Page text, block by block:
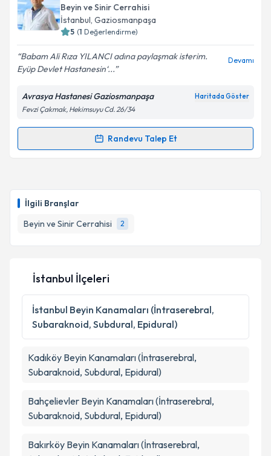
İlgili Branşlar
Beyin ve Sinir Cerrahisi
2
E-posta Adresiniz
kapsamda işlenmesini kabul ediyorum.
Takvim Talebini Gönder
Beyin ve Sinir Cerrahisi
İstanbul, Gaziosmanpaşa
5 (1 Değerlendirme)
Babam Ali Rıza YILANCI adına paylaşmak isterim.
Eyüp Devlet Hastanesin‘...
Devamı
Avrasya Hastanesi Gaziosmanpaşa Haritada Göster
Fevzi Çakmak, Hekimsuyu Cd. 26/34
Randevu Talep Et
Randevu Takvimi Talebi
takvim hazırlandığında e-posta ile bilgilendireceğiz.
Kişisel verilerimin işlenmesine ilişkinAydınlatma
Metni
'ni okudum ve kişisel verilerimin belirtilen
kapsamda işlenmesini kabul ediyorum.
Takvim Talebini Gönder
İstanbul İlçeleri
İstanbul Beyin Kanamaları (İntraserebral,
Subaraknoid, Subdural, Epidural)
Kadıköy Beyin Kanamaları (İntraserebral,
Subaraknoid, Subdural, Epidural)
Bahçelievler Beyin Kanamaları (İntraserebral,
Subaraknoid, Subdural, Epidural)
Bakırköy Beyin Kanamaları (İntraserebral,